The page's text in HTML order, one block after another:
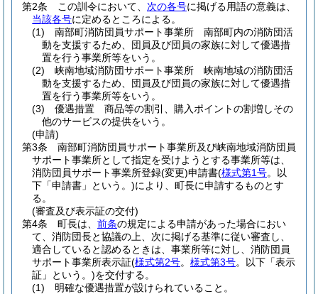
第2条
この訓令において、 次の各号に掲げる用語の意義は、
当該各号に定めるところによる。
(1)
南部町消防団員サポート事業所 南部町内の消防団活
動を支援するため、団員及び団員の家族に対して優遇措
置を行う事業所等をいう。
(2)
峡南地域消防団サポート事業所 峡南地域の消防団活
動を支援するため、団員及び団員の家族に対して優遇措
置を行う事業所等をいう。
(3)
優遇措置 商品等の割引、購入ポイントの割増しその
他のサービスの提供をいう。
(申請)
第3条
南部町消防団員サポート事業所及び峡南地域消防団員
サポート事業所として指定を受けようとする事業所等は、
消防団員サポート事業所登録(変更)申請書(様式第1号。以
下「申請書」という。)により、町長に申請するものとす
る。
(審査及び表示証の交付)
第4条
町長は、 前条の規定による申請があった場合におい
て、消防団長と協議の上、次に掲げる基準に従い審査し、
適合していると認めるときは、事業所等に対し、消防団員
サポート事業所表示証(様式第2号。 様式第3号。以下「表示
証」という。)を交付する。
(1)
明確な優遇措置が設けられていること。